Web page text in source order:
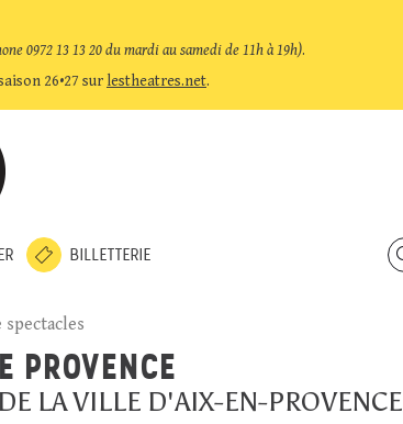
0972 13 13 20 du mardi au samedi de 11h à 19h).
26•27 sur lestheatres.net.
BILLETTERIE
spectacles
PROVENCE
LA VILLE D'AIX-EN-PROVENCE